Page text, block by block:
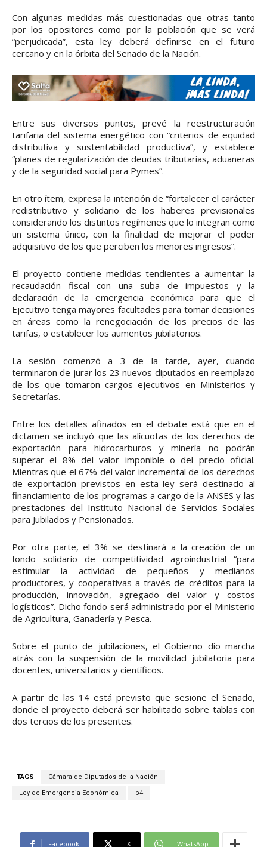
Con algunas medidas más cuestionadas que otras tanto
por los opositores como por la población que se verá
“perjudicada”, esta ley deberá definirse en el futuro
cercano y en la órbita del Senado de la Nación.
Entre sus diversos puntos, prevé la reestructuración
tarifaria del sistema energético con “criterios de equidad
distributiva y sustentabilidad productiva”, y establece
“planes de regularización de deudas tributarias, aduaneras
y de la seguridad social para Pymes”.
En otro ítem, expresa la intención de “fortalecer el carácter
redistributivo y solidario de los haberes previsionales
considerando los distintos regímenes que lo integran como
un sistema único, con la finalidad de mejorar el poder
adquisitivo de los que perciben los menores ingresos”.
El proyecto contiene medidas tendientes a aumentar la
recaudación fiscal con una suba de impuestos y la
declaración de la emergencia económica para que el
Ejecutivo tenga mayores facultades para tomar decisiones
en áreas como la renegociación de los precios de las
tarifas, o establecer los aumentos jubilatorios.
La sesión comenzó a 3 de la tarde, ayer, cuando
terminaron de jurar los 23 nuevos diputados en reemplazo
de los que tomaron cargos ejecutivos en Ministerios y
Secretarías.
Entre los detalles afinados en el debate está que en el
dictamen se incluyó que las alícuotas de los derechos de
exportación para hidrocarburos y minería no podrán
superar el 8% del valor imponible o del precio oficial.
Mientras que el 67% del valor incremental de los derechos
de exportación previstos en esta ley será destinado al
financiamiento de los programas a cargo de la ANSES y las
prestaciones del Instituto Nacional de Servicios Sociales
para Jubilados y Pensionados.
Por otra parte, el 3% se destinará a la creación de un
fondo solidario de competitividad agroindustrial “para
estimular la actividad de pequeños y medianos
productores, y cooperativas a través de créditos para la
producción, innovación, agregado del valor y costos
logísticos”. Dicho fondo será administrado por el Ministerio
de Agricultura, Ganadería y Pesca.
Sobre el punto de jubilaciones, el Gobierno dio marcha
atrás con la suspensión de la movilidad jubilatoria para
docentes, universitarios y científicos.
A partir de las 14 está previsto que sesione el Senado,
donde el proyecto deberá ser habilitado sobre tablas con
dos tercios de los presentes.
TAGS Cámara de Diputados de la Nación
Ley de Emergencia Económica p4
Facebook X WhatsApp